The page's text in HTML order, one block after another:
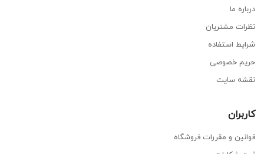
درباره ما
نظرات مشتریان
شرایط استفاده
حریم خصوصی
نقشه سایت
کاربران
قوانین و مقررات فروشگاه